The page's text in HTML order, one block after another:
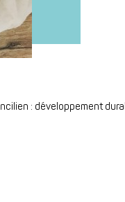
: développement